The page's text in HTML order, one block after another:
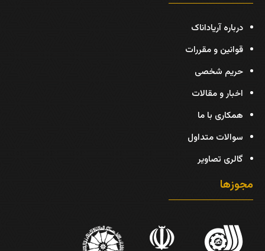
درباره آریاداناک
قوانین و مقررات
حریم شخصی
اخبار و مقالات
همکاری با ما
سوالات متداول
گالری تصاویر
مجوزها